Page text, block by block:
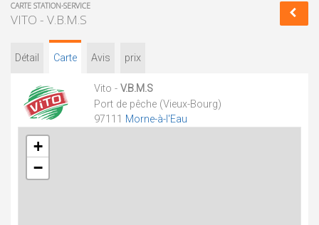
CARTE STATION-SERVICE
VITO - V.B.M.S
Détail Carte Avis prix
Vito - V.B.M.S
Port de pêche (Vieux-Bourg)
97111 Morne-à-l'Eau
+
−